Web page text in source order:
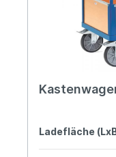
Ladefläche